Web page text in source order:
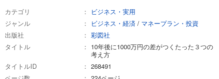
カテゴリ
ビジネス・実用
ジャンル
ビジネス・経済 / マネープラン・投資
出版社
彩図社
タイトル
10年後に1000万円の差がつくたった３つの
考え方
タイトルID
268491